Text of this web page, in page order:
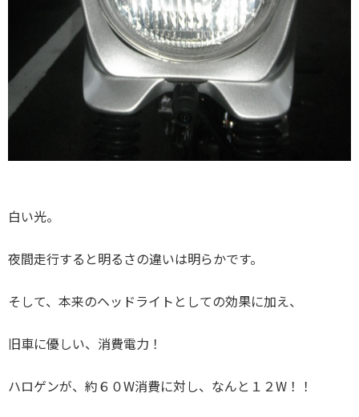
白い光。
夜間走行すると明るさの違いは明らかです。
そして、本来のヘッドライトとしての効果に加え、
旧車に優しい、消費電力！
ハロゲンが、約６０W消費に対し、なんと１２W！！